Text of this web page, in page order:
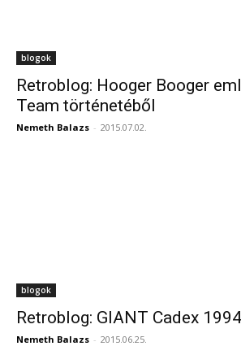
blogok
Retroblog: Hooger Booger
Team történetéből
Nemeth Balazs - 2015.07.02.
blogok
Retroblog: GIANT Cadex 1994
Nemeth Balazs - 2015.06.25.